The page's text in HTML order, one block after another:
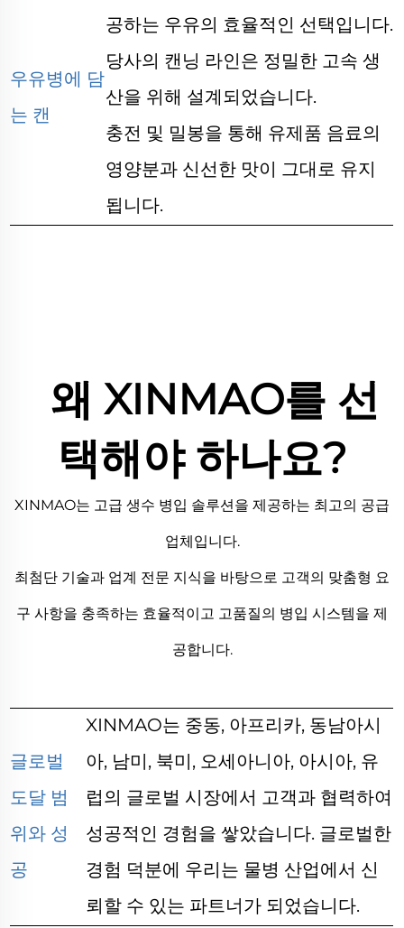
우유병에 담
는 캔
공하는 우유의 효율적인 선택입니다.
당사의 캔닝 라인은 정밀한 고속 생
산을 위해 설계되었습니다.
충전 및 밀봉을 통해 유제품 음료의
영양분과 신선한 맛이 그대로 유지
됩니다.
왜 XINMAO를 선
택해야 하나요?
XINMAO는 고급 생수 병입 솔루션을 제공하는 최고의 공급
업체입니다.
최첨단 기술과 업계 전문 지식을 바탕으로 고객의 맞춤형 요
구 사항을 충족하는 효율적이고 고품질의 병입 시스템을 제
공합니다.
글로벌
도달 범
위와 성
공
XINMAO는 중동, 아프리카, 동남아시
아, 남미, 북미, 오세아니아, 아시아, 유
럽의 글로벌 시장에서 고객과 협력하여
성공적인 경험을 쌓았습니다. 글로벌한
경험 덕분에 우리는 물병 산업에서 신
뢰할 수 있는 파트너가 되었습니다.